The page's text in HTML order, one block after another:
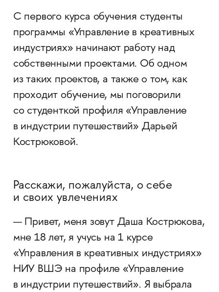
С первого курса обучения студенты
программы «Управление в креативных
индустриях» начинают работу над
собственными проектами. Об одном
из таких проектов, а также о том, как
проходит обучение, мы поговорили
со студенткой профиля «Управление
в индустрии путешествий» Дарьей
Кострюковой.
Расскажи, пожалуйста, о себе
и своих увлечениях
— Привет, меня зовут Даша Кострюкова,
мне 18 лет, я учусь на 1 курсе
«Управления в креативных индустриях»
НИУ ВШЭ на профиле «Управление
в индустрии путешествий». Я выбрала